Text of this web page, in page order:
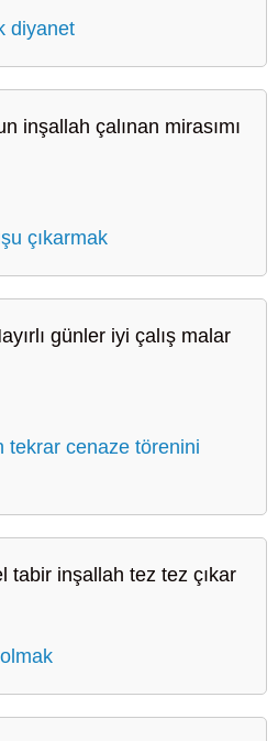
diyanet
inşallah çalınan mirasımı
çıkarmak
günler iyi çalış malar
tekrar cenaze törenini
tabir inşallah tez tez çıkar